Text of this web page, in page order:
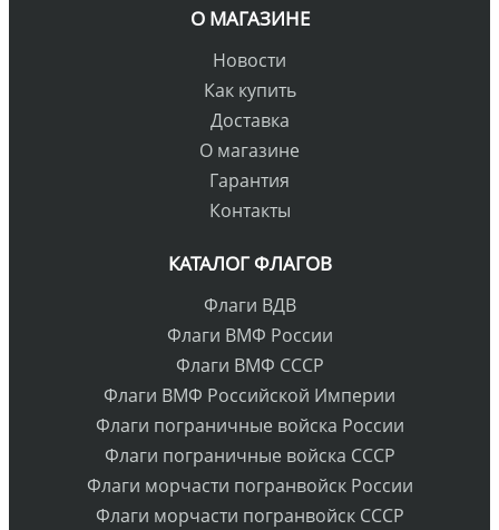
О МАГАЗИНЕ
Новости
Как купить
Доставка
О магазине
Гарантия
Контакты
КАТАЛОГ ФЛАГОВ
Флаги ВДВ
Флаги ВМФ России
Флаги ВМФ СССР
Флаги ВМФ Российской Империи
Флаги пограничные войска России
Флаги пограничные войска СССР
Флаги морчасти погранвойск России
Флаги морчасти погранвойск СССР